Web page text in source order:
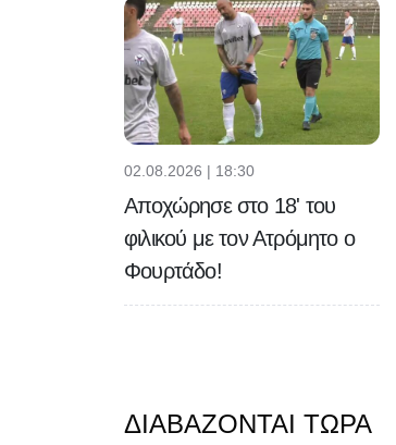
02.08.2026 | 18:30
Αποχώρησε στο 18' του
φιλικού με τον Ατρόμητο ο
Φουρτάδο!
ΔΙΑΒΆΖΟΝΤΑΙ ΤΏΡΑ